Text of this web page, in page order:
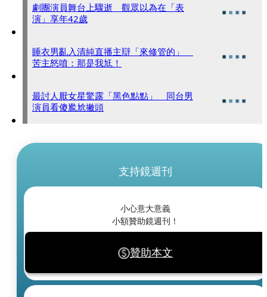
劇團演員舞台上驟逝 觀眾以為在「表
演」享年42歲
睡衣男亂入清純直播主辯「來修管的」
苦主怒噴：那是我尪！
最討人厭女星驚露「黑色點點」 同台男
演員看傻尷尬撇頭
支持鏡週刊
小心意大意義
小額贊助鏡週刊！
贊助本文